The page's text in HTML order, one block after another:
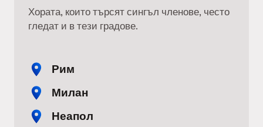
Хората, които търсят сингъл членове, често
гледат и в тези градове.
Рим
Милан
Неапол